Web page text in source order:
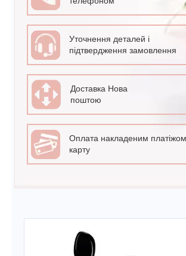
Уточнення деталей і
підтвердження замовлення
Доставка Нова
поштою
Оплата накладеним
карту